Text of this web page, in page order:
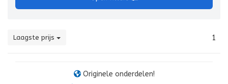
Laagste prijs 1
Originele onderdelen!